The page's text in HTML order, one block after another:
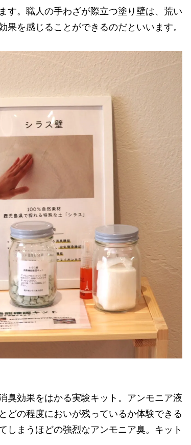
す。職人の手わざが際立つ塗り壁は、荒い
を感じることができるのだといいます。
臭効果をはかる実験キット。アンモニア液
どの程度においが残っているか体験できる
しまうほどの強烈なアンモニア臭。キット